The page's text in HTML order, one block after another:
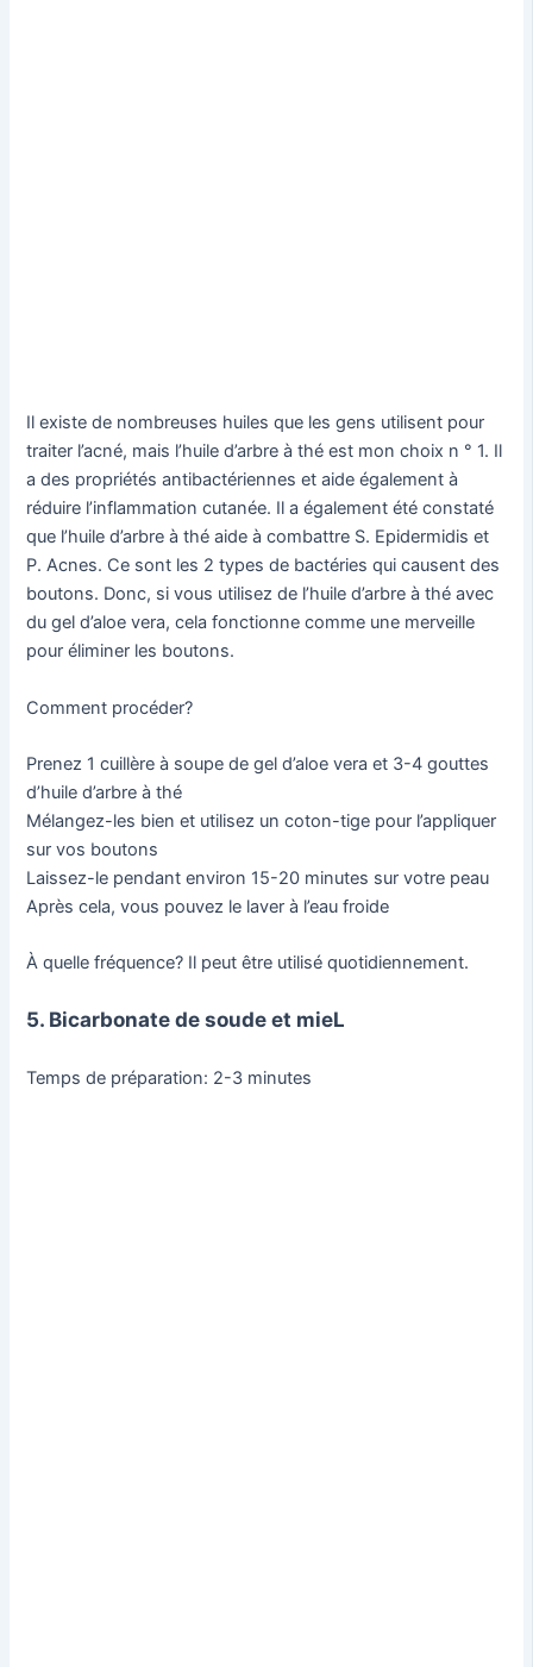
Il existe de nombreuses huiles que les gens utilisent pour
traiter l’acné, mais l’huile d’arbre à thé est mon choix n ° 1. Il
a des propriétés antibactériennes et aide également à
réduire l’inflammation cutanée. Il a également été constaté
que l’huile d’arbre à thé aide à combattre S. Epidermidis et
P. Acnes. Ce sont les 2 types de bactéries qui causent des
boutons. Donc, si vous utilisez de l’huile d’arbre à thé avec
du gel d’aloe vera, cela fonctionne comme une merveille
pour éliminer les boutons.
Comment procéder?
Prenez 1 cuillère à soupe de gel d’aloe vera et 3-4 gouttes
d’huile d’arbre à thé
Mélangez-les bien et utilisez un coton-tige pour l’appliquer
sur vos boutons
Laissez-le pendant environ 15-20 minutes sur votre peau
Après cela, vous pouvez le laver à l’eau froide
À quelle fréquence? Il peut être utilisé quotidiennement.
5. Bicarbonate de soude et mieL
Temps de préparation: 2-3 minutes